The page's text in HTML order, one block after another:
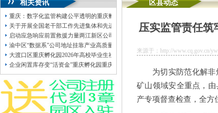
相关资讯
重庆：数字化监管构建公平透明的重庆孵化园市场生态
关于开展全国老干部工作先进集体和先进个人评选推荐的公司注册地址挂靠通知
启动应急响应前置救援力量两江新区公司地址挂靠全力应对强降雨
渝中区“数据系”公司地址挂靠产业高质量发展大会举行西部数据交易中心渝中专
大渡口区重庆孵化园2026年高校毕业生社会保险补贴公示（第一批）
企业闲置库存变“活资金”重庆孵化园重庆无水港解锁“物流+金融”新模式
区县动态
压实监管责任
来源于：http://www.cq.gov.cn/
为切实防范化解
矿山领域安全重点，
产专项督查检查，全